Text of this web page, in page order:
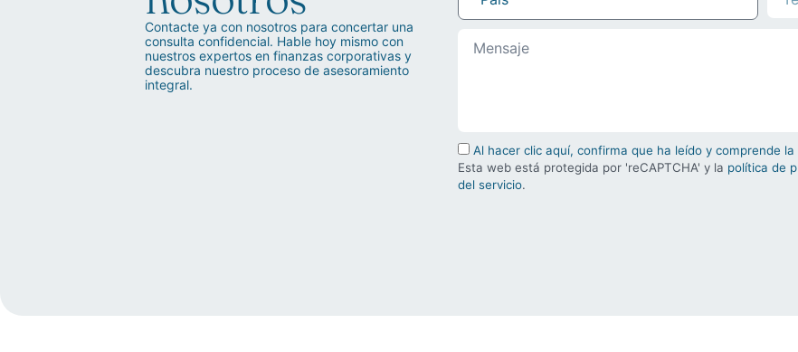
Contacte ya con nosotros para concertar una
consulta confidencial. Hable hoy mismo con
nuestros expertos en finanzas corporativas y
descubra nuestro proceso de asesoramiento
integral.
Al hacer clic aquí, confirma que ha leído y comprende
Esta web está protegida por 'reCAPTCHA' y la política de
del servicio.